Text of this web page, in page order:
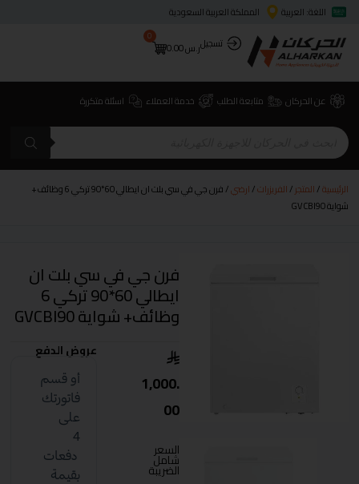
اللغة: العربية
المملكة العربية السعودية
تسجيلر.س0.00
0
عن الحركان متابعة الطلب خدمة العملاء اسئلة متكررة
الرئيسية/المتجر/الفريزرات/ارضي
/ فرن جي في سي بلت ان ايطالي 60*90 تركي 6 وظائف+
شواية GVCBI90
فرن جي في سي بلت ان
ايطالي 60*90 تركي 6
وظائف+ شواية GVCBI90
1,000.
00
السعر
شامل
الضريبة
عروض الدفع